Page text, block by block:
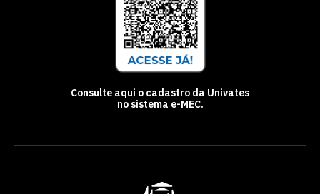
Consulte aqui o cadastro da Univates
no sistema e-MEC.